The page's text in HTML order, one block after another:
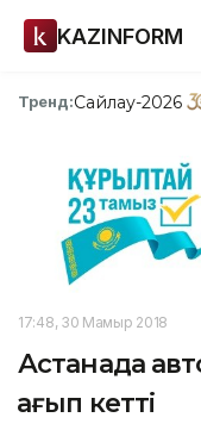
KAZINFORM
Тренд:Сайлау-2026
17:48, 30 Мамыр 2018
Астанада
қағып кетті